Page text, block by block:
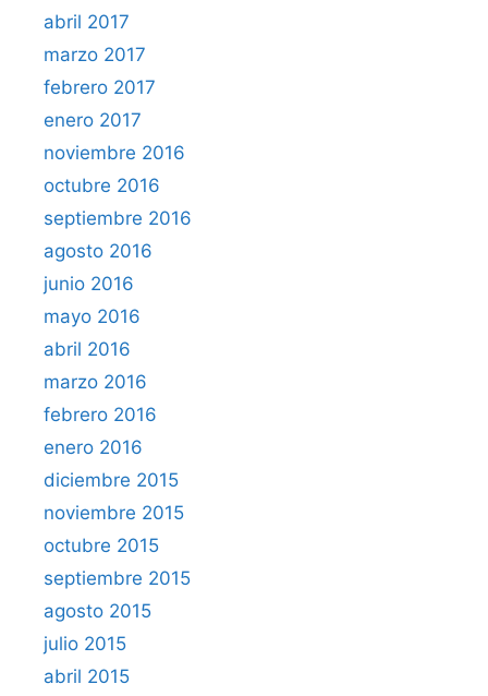
abril 2017
marzo 2017
febrero 2017
enero 2017
noviembre 2016
octubre 2016
septiembre 2016
agosto 2016
junio 2016
mayo 2016
abril 2016
marzo 2016
febrero 2016
enero 2016
diciembre 2015
noviembre 2015
octubre 2015
septiembre 2015
agosto 2015
julio 2015
abril 2015